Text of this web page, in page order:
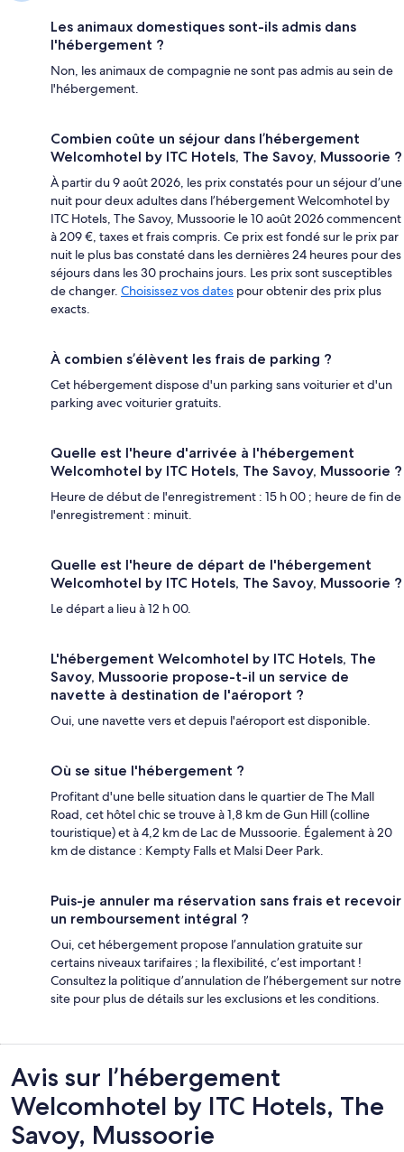
Les animaux domestiques sont-ils admis dans
l'hébergement ?
Non, les animaux de compagnie ne sont pas admis au sein de
l'hébergement.
Combien coûte un séjour dans l’hébergement
Welcomhotel by ITC Hotels, The Savoy, Mussoorie ?
À partir du 9 août 2026, les prix constatés pour un séjour d’une
nuit pour deux adultes dans l’hébergement Welcomhotel by
ITC Hotels, The Savoy, Mussoorie le 10 août 2026 commencent
à 209 €, taxes et frais compris. Ce prix est fondé sur le prix par
nuit le plus bas constaté dans les dernières 24 heures pour des
séjours dans les 30 prochains jours. Les prix sont susceptibles
de changer. Choisissez vos dates pour obtenir des prix plus
exacts.
À combien s’élèvent les frais de parking ?
Cet hébergement dispose d'un parking sans voiturier et d'un
parking avec voiturier gratuits.
Quelle est l'heure d'arrivée à l'hébergement
Welcomhotel by ITC Hotels, The Savoy, Mussoorie ?
Heure de début de l'enregistrement : 15 h 00 ; heure de fin de
l'enregistrement : minuit.
Quelle est l'heure de départ de l'hébergement
Welcomhotel by ITC Hotels, The Savoy, Mussoorie ?
Le départ a lieu à 12 h 00.
L'hébergement Welcomhotel by ITC Hotels, The
Savoy, Mussoorie propose-t-il un service de
navette à destination de l'aéroport ?
Oui, une navette vers et depuis l'aéroport est disponible.
Où se situe l'hébergement ?
Profitant d'une belle situation dans le quartier de The Mall
Road, cet hôtel chic se trouve à 1,8 km de Gun Hill (colline
touristique) et à 4,2 km de Lac de Mussoorie. Également à 20
km de distance : Kempty Falls et Malsi Deer Park.
Puis-je annuler ma réservation sans frais et recevoir
un remboursement intégral ?
Oui, cet hébergement propose l’annulation gratuite sur
certains niveaux tarifaires ; la flexibilité, c’est important !
Consultez la politique d’annulation de l’hébergement sur notre
site pour plus de détails sur les exclusions et les conditions.
Avis
Avis sur l’hébergement
Welcomhotel by ITC Hotels, The
Savoy, Mussoorie